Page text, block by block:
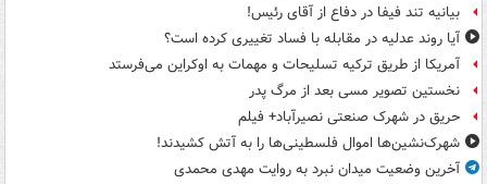
بیانیه تند فیفا در دفاع از آقای رئیس!
آیا روند عدلیه در مقابله با فساد تغییری کرده است؟
آمریکا از طریق ترکیه تسلیحات و مهمات به اوکراین می‌فرستد
نخستین تصویر مسی بعد از مرگ پدر
حریق در شهرک صنعتی نصیرآباد+ فیلم
شهرک‌نشین‌ها اموال فلسطینی‌ها را به آتش کشیدند!
آخرین وضعیت میدان نبرد به روایت مهدی محمدی